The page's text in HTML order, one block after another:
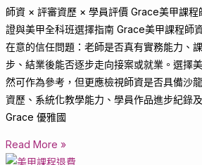
師資 × 評審資歷 × 學員評價 Grace美甲課程
證與美甲全科班選擇指南 Grace美甲課程師
在意的信任問題：老師是否真有實務能力、
步、結業後能否逐步走向接案或就業。選擇
然可作為參考，但更應檢視師資是否具備沙
資歷、系統化教學能力、學員作品進步紀錄
Grace 優雅國
Read More »